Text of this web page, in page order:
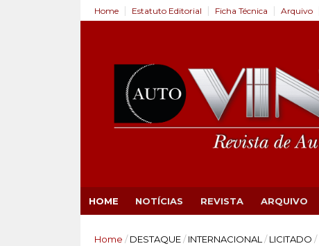
Home Estatuto Editorial Ficha Técnica Arquivo
HOME NOTÍCIAS REVISTA ARQUIVO
Home / DESTAQUE / INTERNACIONAL / LICITADO /